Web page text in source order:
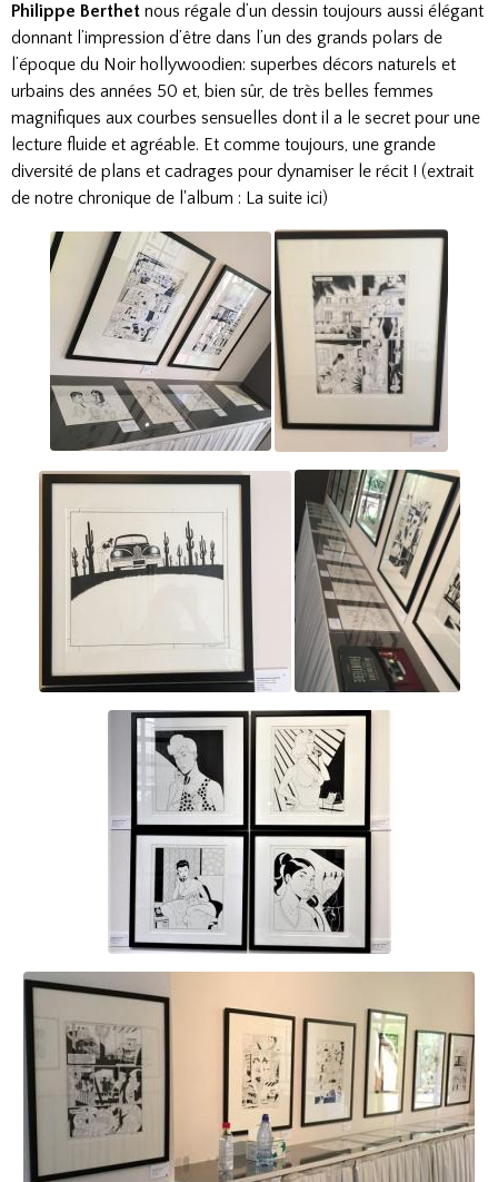
Philippe Berthet nous régale d’un dessin toujours aussi élégant
donnant l’impression d’être dans l’un des grands polars de
l’époque du Noir hollywoodien: superbes décors naturels et
urbains des années 50 et, bien sûr, de très belles femmes
magnifiques aux courbes sensuelles dont il a le secret pour une
lecture fluide et agréable. Et comme toujours, une grande
diversité de plans et cadrages pour dynamiser le récit ! (extrait
de notre chronique de l'album : La suite ici)